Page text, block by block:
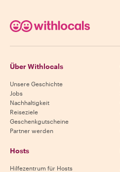
Über Withlocals
Unsere Geschichte
Jobs
Nachhaltigkeit
Reiseziele
Geschenkgutscheine
Partner werden
Hosts
Hilfezentrum für Hosts